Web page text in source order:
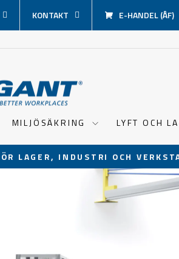
KONTAKT E-HANDEL (ÅF)
MILJÖSÄKRING LYFT OCH
Pausa
LAGER, INDUSTRI OCH